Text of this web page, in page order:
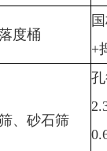
度桶
+
、砂石筛
孔